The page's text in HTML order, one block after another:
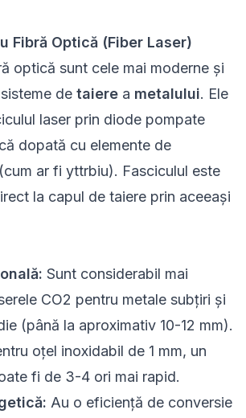
Fibră Optică (Fiber Laser)
optică sunt cele mai moderne și
de taiere a metalului. Ele
laser prin diode pompate
dopată cu elemente de
ar fi yttrbiu). Fasciculul este
la capul de taiere prin aceeași
Sunt considerabil mai
CO2 pentru metale subțiri și
(până la aproximativ 10-12 mm).
oțel inoxidabil de 1 mm, un
fi de 3-4 ori mai rapid.
Au o eficiență de conversie